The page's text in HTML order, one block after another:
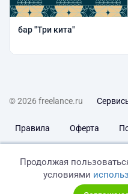
бар "Три кита"
© 2026 freelance.ru
Правила Оферта
Продолжая
условиями